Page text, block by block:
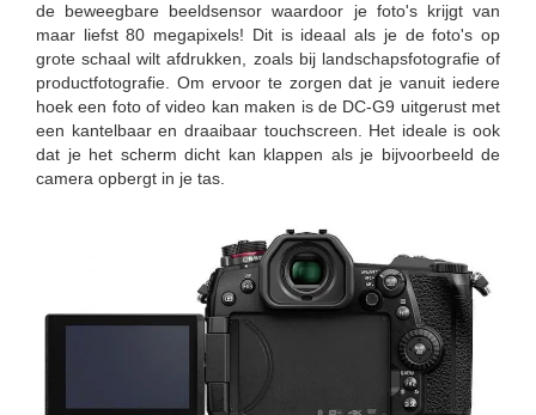
de beweegbare beeldsensor waardoor je foto's krijgt van
maar liefst 80 megapixels! Dit is ideaal als je de foto's op
grote schaal wilt afdrukken, zoals bij landschapsfotografie of
productfotografie. Om ervoor te zorgen dat je vanuit iedere
hoek een foto of video kan maken is de DC-G9 uitgerust met
een kantelbaar en draaibaar touchscreen. Het ideale is ook
dat je het scherm dicht kan klappen als je bijvoorbeeld de
camera opbergt in je tas.